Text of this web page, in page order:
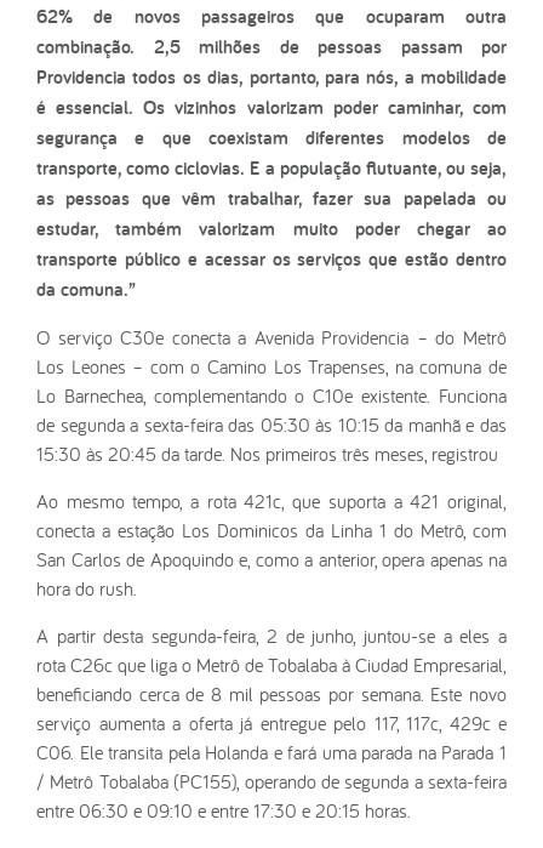
62% de novos passageiros que ocuparam outra
combinação. 2,5 milhões de pessoas passam por
Providencia todos os dias, portanto, para nós, a mobilidade
é essencial. Os vizinhos valorizam poder caminhar, com
segurança e que coexistam diferentes modelos de
transporte, como ciclovias. E a população flutuante, ou seja,
as pessoas que vêm trabalhar, fazer sua papelada ou
estudar, também valorizam muito poder chegar ao
transporte público e acessar os serviços que estão dentro
da comuna.”
O serviço C30e conecta a Avenida Providencia – do Metrô
Los Leones – com o Camino Los Trapenses, na comuna de
Lo Barnechea, complementando o C10e existente. Funciona
de segunda a sexta-feira das 05:30 às 10:15 da manhã e das
15:30 às 20:45 da tarde. Nos primeiros três meses, registrou
Ao mesmo tempo, a rota 421c, que suporta a 421 original,
conecta a estação Los Dominicos da Linha 1 do Metrô, com
San Carlos de Apoquindo e, como a anterior, opera apenas na
hora do rush.
A partir desta segunda-feira, 2 de junho, juntou-se a eles a
rota C26c que liga o Metrô de Tobalaba à Ciudad Empresarial,
beneficiando cerca de 8 mil pessoas por semana. Este novo
serviço aumenta a oferta já entregue pelo 117, 117c, 429c e
C06. Ele transita pela Holanda e fará uma parada na Parada 1
/ Metrô Tobalaba (PC155), operando de segunda a sexta-feira
entre 06:30 e 09:10 e entre 17:30 e 20:15 horas.